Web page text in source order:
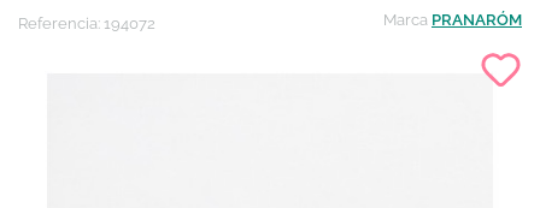
Referencia: 194072 Marca PRANARÓM